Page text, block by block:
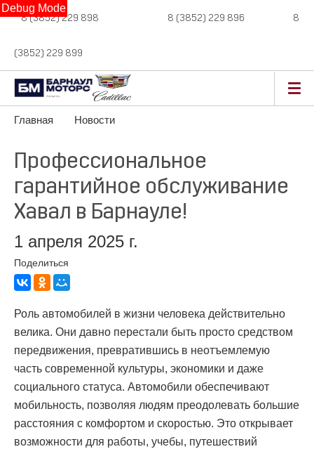
Debug Mode
8 (3852) 229 898 8 (3852) 229 896 8
(3852) 229 899
Главная Новости
Профессиональное
гарантийное обслуживание
Хавал в Барнауле!
1 апреля 2025 г.
Поделиться
Роль автомобилей в жизни человека действительно
велика. Они давно перестали быть просто средством
передвижения, превратившись в неотъемлемую
часть современной культуры, экономики и даже
социального статуса. Автомобили обеспечивают
мобильность, позволяя людям преодолевать большие
расстояния с комфортом и скоростью. Это открывает
возможности для работы, учебы, путешествий